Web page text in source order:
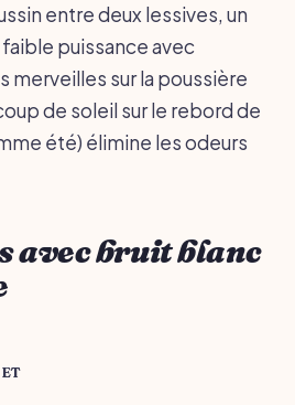
entre deux lessives, un
puissance avec
merveilles sur la poussière
de soleil sur le rebord de
été) élimine les odeurs
avec bruit blanc